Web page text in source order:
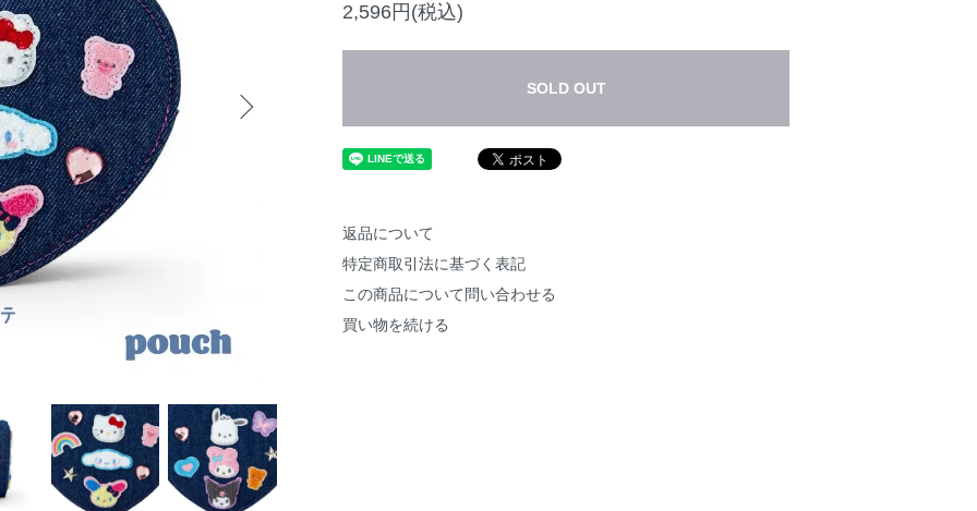
2,596円(税込)
SOLD OUT
返品について
特定商取引法に基づく表記
この商品について問い合わせる
買い物を続ける